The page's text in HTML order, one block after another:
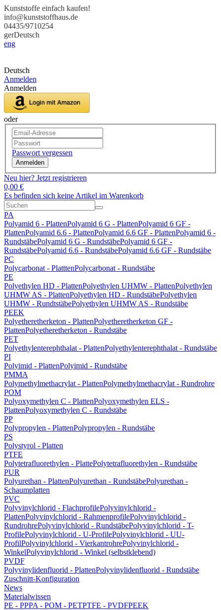
Kunststoffe einfach kaufen!
info@kunststoffhaus.de
04435/9710254
gerDeutsch
eng
Deutsch
Anmelden
Anmelden
oder
Passwort vergessen
Anmelden
Neu hier? Jetzt registrieren
0,00 €
Es befinden sich keine Artikel im Warenkorb
PA
Polyamid 6 - PlattenPolyamid 6 G - PlattenPolyamid 6 GF -
PlattenPolyamid 6.6 - PlattenPolyamid 6.6 GF - PlattenPolyamid 6 -
RundstäbePolyamid 6 G - RundstäbePolyamid 6 GF -
RundstäbePolyamid 6.6 - RundstäbePolyamid 6.6 GF - Rundstäbe
PC
Polycarbonat - PlatttenPolycarbonat - Rundstäbe
PE
Polyethylen HD - PlattenPolyethylen UHMW - PlattenPolyethylen
UHMW AS - PlattenPolyethylen HD - RundstäbePolyethylen
UHMW - RundtstäbePolyethylen UHMW AS - Rundstäbe
PEEK
Polyetheretherketon - PlattenPolyetheretherketon GF -
PlattenPolyetheretherketon - Rundstäbe
PET
Polyethylenterephthalat - PlattenPolyethylenterephthalat - Rundstäbe
PI
Polyimid - PlattenPolyimid - Rundstäbe
PMMA
Polymethylmethacrylat - PlattenPolymethylmethacrylat - Rundrohre
POM
Polyoxymethylen C - PlattenPolyoxymethylen ELS -
PlattenPolyoxymethylen C - Rundstäbe
PP
Polypropylen - PlattenPolypropylen - Rundstäbe
PS
Polystyrol - Platten
PTFE
Polytetrafluorethylen - PlattePolytetrafluorethylen - Rundstäbe
PUR
Polyurethan - PlattenPolyurethan - RundstäbePolyurethan -
Schaumplatten
PVC
Polyvinylchlorid - FlachprofilePolyvinylchlorid -
PlattenPolyvinylchlorid - RahmenprofilePolyvinylchlorid -
RundrohrePolyvinylchlorid - RundstäbePolyvinylchlorid - T-
ProfilePolyvinylchlorid - U-ProfilePolyvinylchlorid - UU-
ProfilPolyvinylchlorid - VierkantrohrePolyvinylchlorid -
WinkelPolyvinylchlorid - Winkel (selbstklebend)
PVDF
Polyvinylidenfluorid - PlattenPolyvinylidenfluorid - Rundstäbe
Zuschnitt-Konfiguration
News
Materialwissen
PE - PPPA - POM - PETPTFE - PVDFPEEK